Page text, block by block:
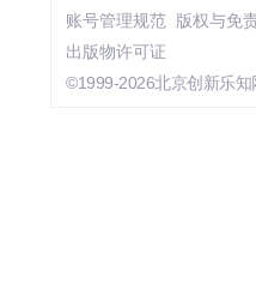
账号管理规范
版权与免
出版物许可证
©1999-2026北京创新乐知